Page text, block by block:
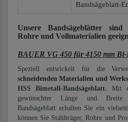
Bandsägeblatt-
Unsere Bandsägeblätter sind
Rohre und Vollmaterialien
BAUER VG 450 für 4150 mm
Speziell entwickelt für die
schneidenden Materialien und
HSS Bimetall-Bandsägeblatt. Mit
gewünschter Länge und Breite
Bandsägeblatt erhalten Sie ein
können Sie Stahlträger, Rohre und